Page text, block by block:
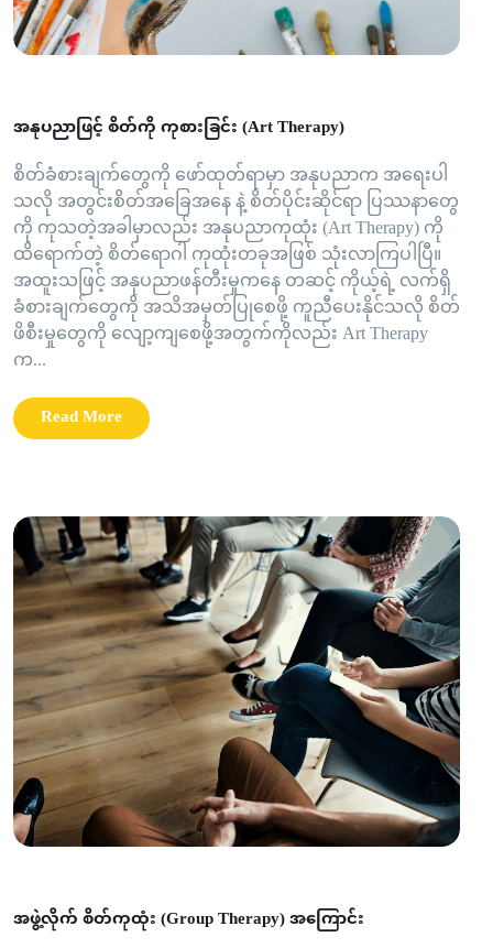
အနုပညာဖြင့် စိတ်ကို ကုစားခြင်း (Art Therapy)
စိတ်ခံစားချက်တွေကို ဖော်ထုတ်ရာမှာ အနုပညာက အရေးပါ
သလို အတွင်းစိတ်အခြေအနေ နဲ့ စိတ်ပိုင်းဆိုင်ရာ ပြဿနာတွေ
ကို ကုသတဲ့အခါမှာလည်း အနုပညာကုထုံး (Art Therapy) ကို
ထိရောက်တဲ့ စိတ်ရောဂါ ကုထုံးတခုအဖြစ် သုံးလာကြပါပြီ။
အထူးသဖြင့် အနုပညာဖန်တီးမှုကနေ တဆင့် ကိုယ့်ရဲ့ လက်ရှိ
ခံစားချက်တွေကို အသိအမှတ်ပြုစေဖို့ ကူညီပေးနိုင်သလို စိတ်
ဖိစီးမှုတွေကို လျော့ကျစေဖို့အတွက်ကိုလည်း Art Therapy
က...
Read More
အဖွဲ့လိုက် စိတ်ကုထုံး (Group Therapy) အကြောင်း